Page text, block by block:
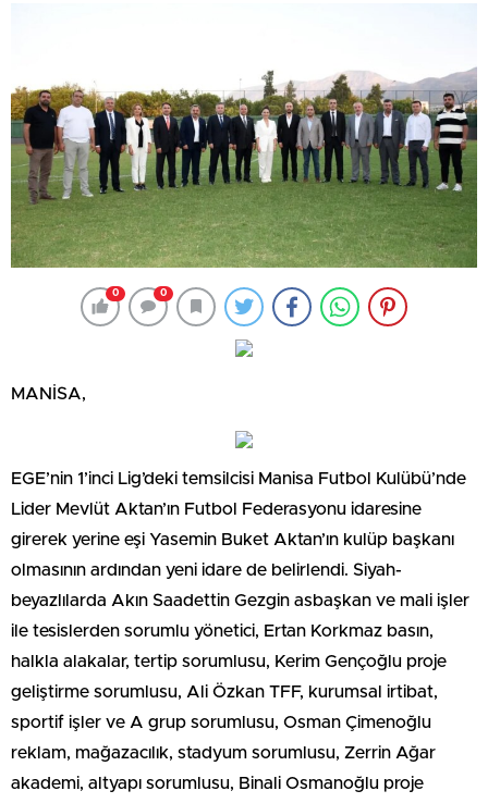
0 0
MANİSA,
EGE’nin 1’inci Lig’deki temsilcisi Manisa Futbol Kulübü’nde
Lider Mevlüt Aktan’ın Futbol Federasyonu idaresine
girerek yerine eşi Yasemin Buket Aktan’ın kulüp başkanı
olmasının ardından yeni idare de belirlendi. Siyah-
beyazlılarda Akın Saadettin Gezgin asbaşkan ve mali işler
ile tesislerden sorumlu yönetici, Ertan Korkmaz basın,
halkla alakalar, tertip sorumlusu, Kerim Gençoğlu proje
geliştirme sorumlusu, Ali Özkan TFF, kurumsal irtibat,
sportif işler ve A grup sorumlusu, Osman Çimenoğlu
reklam, mağazacılık, stadyum sorumlusu, Zerrin Ağar
akademi, altyapı sorumlusu, Binali Osmanoğlu proje